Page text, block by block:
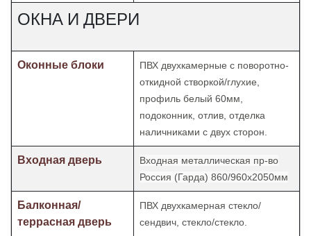
ОКНА И ДВЕРИ
Оконные блоки
ПВХ двухкамерные с поворотно-
откидной створкой/глухие,
профиль белый 60мм,
подоконник, отлив, отделка
наличниками с двух сторон.
Входная дверь
Входная металлическая пр-во
Россия (Гарда) 860/960х2050мм
Балконная/
террасная дверь
ПВХ двухкамерная стекло/
сендвич, стекло/стекло.